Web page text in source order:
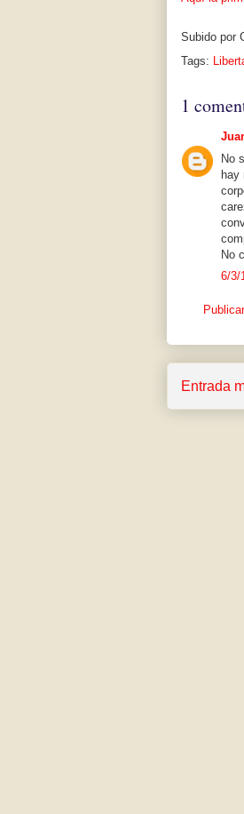
Subido por
Tags:
1
No
hay
No
6/3/
Entrada